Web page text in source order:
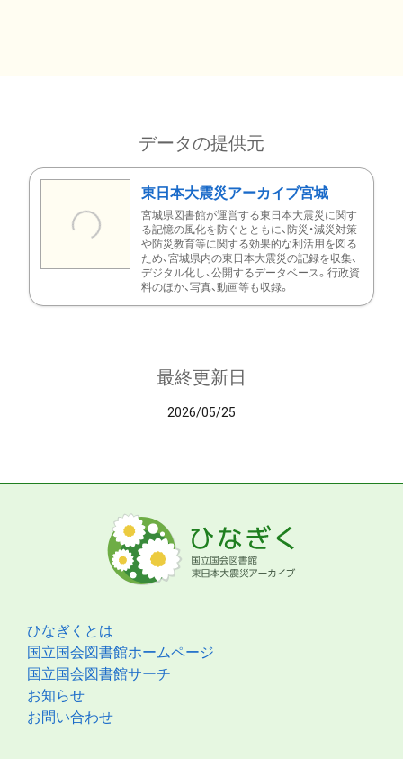
データの提供元
東日本大震災アーカイブ宮城
宮城県図書館が運営する東日本大震災に関す
る記憶の風化を防ぐとともに、防災・減災対策
や防災教育等に関する効果的な利活用を図る
ため、宮城県内の東日本大震災の記録を収集、
デジタル化し、公開するデータベース。行政資
料のほか、写真、動画等も収録。
最終更新日
2026/05/25
ひなぎくとは
国立国会図書館ホームページ
国立国会図書館サーチ
お知らせ
お問い合わせ